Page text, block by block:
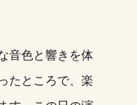
音色と響きを体
たところで、楽